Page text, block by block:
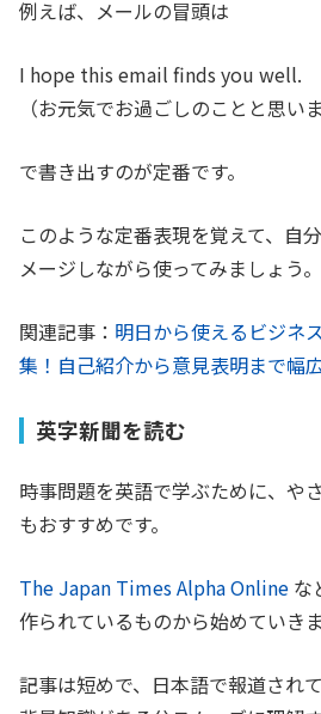
例えば、メールの冒頭は
I hope this email finds you well.
（お元気でお過ごしのことと思いま
で書き出すのが定番です。
このような定番表現を覚えて、自
メージしながら使ってみましょう。
関連記事： 明日から使えるビジネ
集！自己紹介から意見表明まで幅
英字新聞を読む
時事問題を英語で学ぶために、や
もおすすめです。
The Japan Times Alpha Online な
作られているものから始めていきま
記事は短めで、日本語で報道され